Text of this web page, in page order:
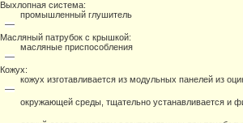
Выхлопная система:
промышленный глушитель
Масляный патрубок с крышкой:
масляные приспособления
Кожух:
кожух изготавливается из модульных панелей из
окружающей среды, тщательно устанавливается и